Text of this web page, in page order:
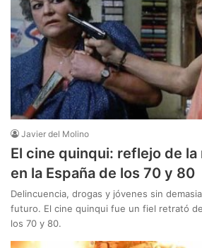
Javier del Molino
El cine quinqui: reflejo de la
en la España de los 70 y 80
Delincuencia, drogas y jóvenes sin
futuro. El cine quinqui fue un fiel retrató
los 70 y 80.